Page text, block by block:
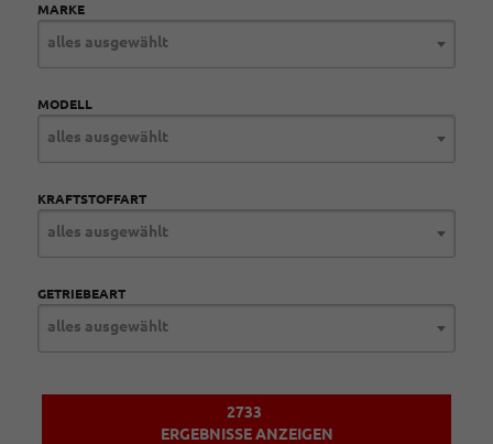
MARKE
alles ausgewählt
MODELL
alles ausgewählt
KRAFTSTOFFART
alles ausgewählt
GETRIEBEART
alles ausgewählt
2733
ERGEBNISSE ANZEIGEN